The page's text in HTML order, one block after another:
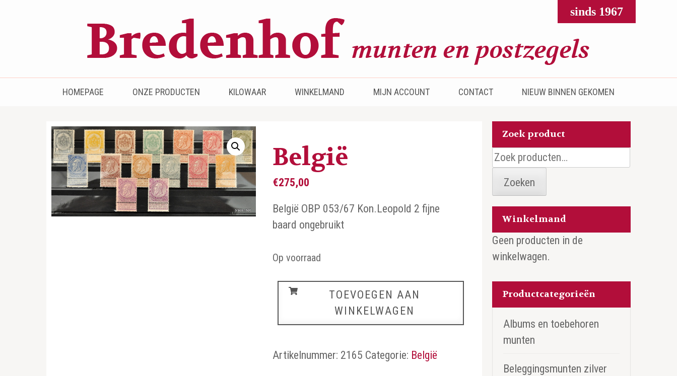
sinds 1967
Bredenhof
Postzegels en munten
HOMEPAGE ONZE PRODUCTEN KILOWAAR WINKELMAND MIJN ACCOUNT CONTACT NIEUW BINNEN GEKOMEN
België
€275,00
België OBP 053/67 Kon.Leopold 2 fijne
baard ongebruikt
Op voorraad
België
TOEVOEGEN AAN
WINKELWAGEN
Artikelnummer: 2165 Categorie: België
Zoek product
Zoeken
naar:
Zoeken
Winkelmand
Geen producten in de
winkelwagen.
Productcategorieën
Albums en toebehoren
munten
Beleggingsmunten zilver